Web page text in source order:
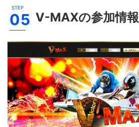
V-MAXの参加情報